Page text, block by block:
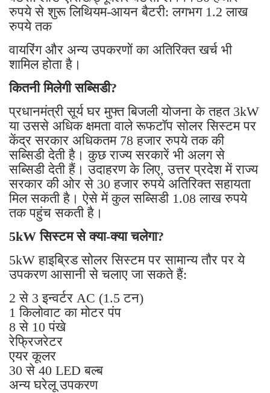
रुपये से शुरू लिथियम-आयन बैटरी: लगभग 1.2 लाख
रुपये तक
वायरिंग और अन्य उपकरणों का अतिरिक्त खर्च भी
शामिल होता है।
कितनी मिलेगी सब्सिडी?
प्रधानमंत्री सूर्य घर मुफ्त बिजली योजना के तहत 3kW
या उससे अधिक क्षमता वाले रूफटॉप सोलर सिस्टम पर
केंद्र सरकार अधिकतम 78 हजार रुपये तक की
सब्सिडी देती है। कुछ राज्य सरकारें भी अलग से
सब्सिडी देती हैं। उदाहरण के लिए, उत्तर प्रदेश में राज्य
सरकार की ओर से 30 हजार रुपये अतिरिक्त सहायता
मिल सकती है। ऐसे में कुल सब्सिडी 1.08 लाख रुपये
तक पहुंच सकती है।
5kW सिस्टम से क्या-क्या चलेगा?
5kW हाइब्रिड सोलर सिस्टम पर सामान्य तौर पर ये
उपकरण आसानी से चलाए जा सकते हैं:
2 से 3 इन्वर्टर AC (1.5 टन)
1 किलोवाट का मोटर पंप
8 से 10 पंखे
रेफ्रिजरेटर
एयर कूलर
30 से 40 LED बल्ब
अन्य घरेलू उपकरण